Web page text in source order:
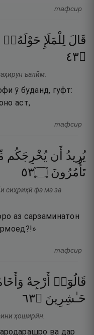
тафсир
قَالَ لِلْمَلَإِ حَوْلَهُۥٓ
۝٣٤
ъалӣм.
ӯ буданд, гуфт:
аст,
тафсир
يُرِيدُ أَن يُخْرِجَكُم
تَأْمُرُونَ ۝٣٥
сиҳриҳӣ фа ма за
аз сарзаминатон
тафсир
قَالُوٓا۟ أَرْجِهْ
حَـٰشِرِينَ ۝٣٦
ҳоширӣн.
ва дар